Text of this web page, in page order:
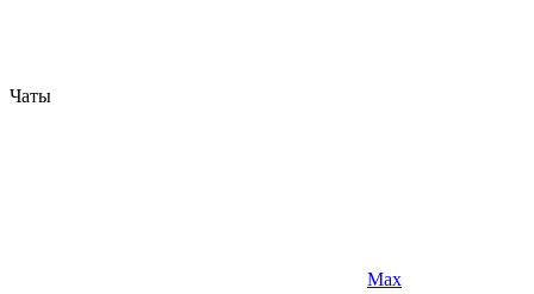
Чаты
Max